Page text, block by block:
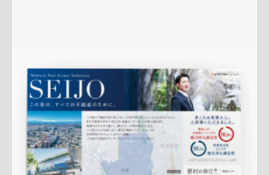
Update: 2026.03.05
土地エリア広告サービス紹介 実績訴求 クール成城セン
ターQRコード アフターフォロー 成約御礼